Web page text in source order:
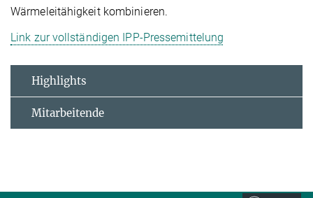
Wärmeleit­ähig­­keit kombinieren.
Link zur vollständigen IPP-Pressemittelung
Highlights
Mitarbeitende